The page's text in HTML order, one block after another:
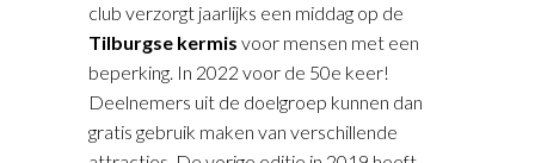
club verzorgt jaarlijks een middag op de
Tilburgse kermis voor mensen met een
beperking. In 2022 voor de 50e keer!
Deelnemers uit de doelgroep kunnen dan
gratis gebruik maken van verschillende